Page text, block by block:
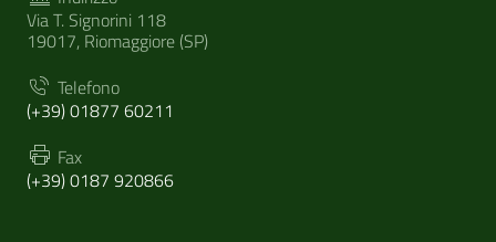
Via T. Signorini 118
19017, Riomaggiore (SP)
Telefono
(+39) 01877 60211
Fax
(+39) 0187 920866